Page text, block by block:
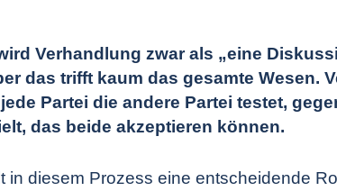
Verhandlung zwar als „eine
das trifft kaum das gesamte Wesen.
Partei die andere Partei testet,
das beide akzeptieren können.
in diesem Prozess eine entscheidende